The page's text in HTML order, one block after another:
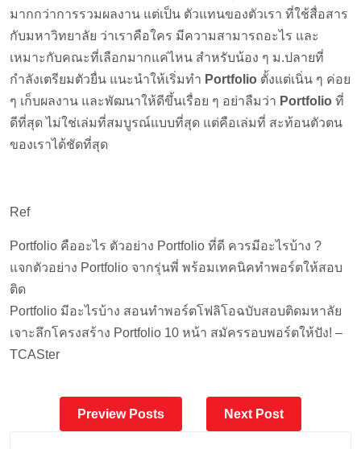
มากกว่าการรวมผลงาน แต่เป็น ตัวแทนของตัวเรา ที่ใช้สื่อสาร
กับมหาวิทยาลัย ว่าเราคือใคร มีความสามารถอะไร และ
เหมาะกับคณะที่เลือกมากแค่ไหน สำหรับน้อง ๆ ม.ปลายที่
กำลังเตรียมตัวยื่น แนะนำให้เริ่มทำ Portfolio ตั้งแต่เนิ่น ๆ ค่อย
ๆ เก็บผลงาน และพัฒนาให้ดีขึ้นเรื่อย ๆ อย่าลืมว่า Portfolio ที่
ดีที่สุด ไม่ใช่เล่มที่สมบูรณ์แบบที่สุด แต่คือเล่มที่ สะท้อนตัวตน
ของเราได้ชัดที่สุด
Ref
Portfolio คืออะไร ตัวอย่าง Portfolio ที่ดี ควรมีอะไรบ้าง ?
แจกตัวอย่าง Portfolio จากรุ่นพี่ พร้อมเทคนิคทำพอร์ตให้สอบ
ติด
Portfolio มีอะไรบ้าง สอนทำพอร์ตโฟลิโอฉบับสอบติดมหาลัย
เจาะลึกโครงสร้าง Portfolio 10 หน้า สมัครรอบพอร์ตให้ปัง! –
TCASter
Preview Posts Next Post